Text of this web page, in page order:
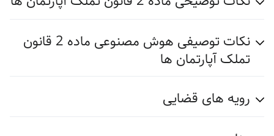
نکات توصیفی هوش مصنوعی ماده 2 قانون
تملک آپارتمان ها
رویه های قضایی